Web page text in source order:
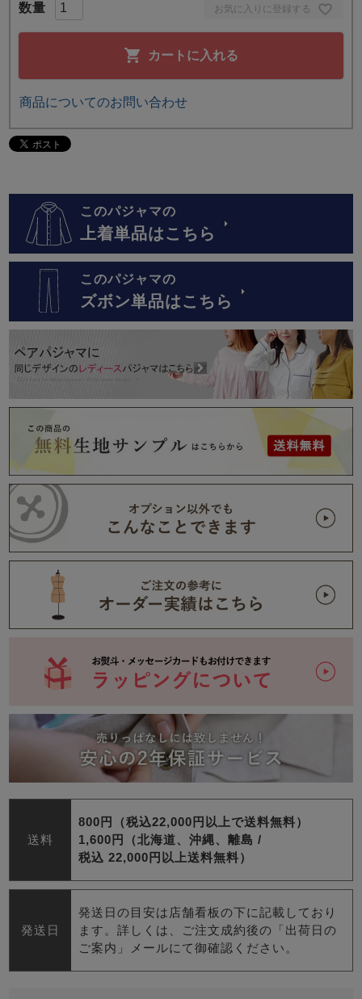
お気に入りに登録する
カートに入れる
商品についてのお問い合わせ
このパジャマの
上着単品はこちら
このパジャマの
ズボン単品はこちら
送料
800円（税込22,000円以上で送料無料）
1,600円（北海道、沖縄、離島 /
税込 22,000円以上送料無料）
発送日
発送日の目安は店舗看板の下に記載しており
ます。詳しくは、ご注文成約後の「出荷日の
ご案内」メールにて御確認ください。